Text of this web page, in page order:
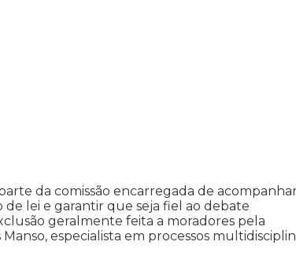
da comissão encarregada de
de lei e garantir que seja fiel ao debate
geralmente feita a moradores pela
especialista em processos